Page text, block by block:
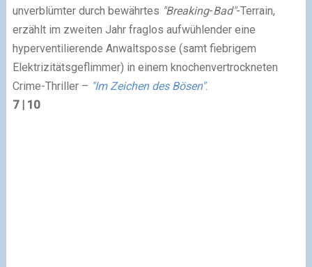
unverblümter durch bewährtes "Breaking-Bad"-Terrain,
erzählt im zweiten Jahr fraglos aufwühlender eine
hyperventilierende Anwaltsposse (samt fiebrigem
Elektrizitätsgeflimmer) in einem knochenvertrockneten
Crime-Thriller – "Im Zeichen des Bösen".
7 | 10